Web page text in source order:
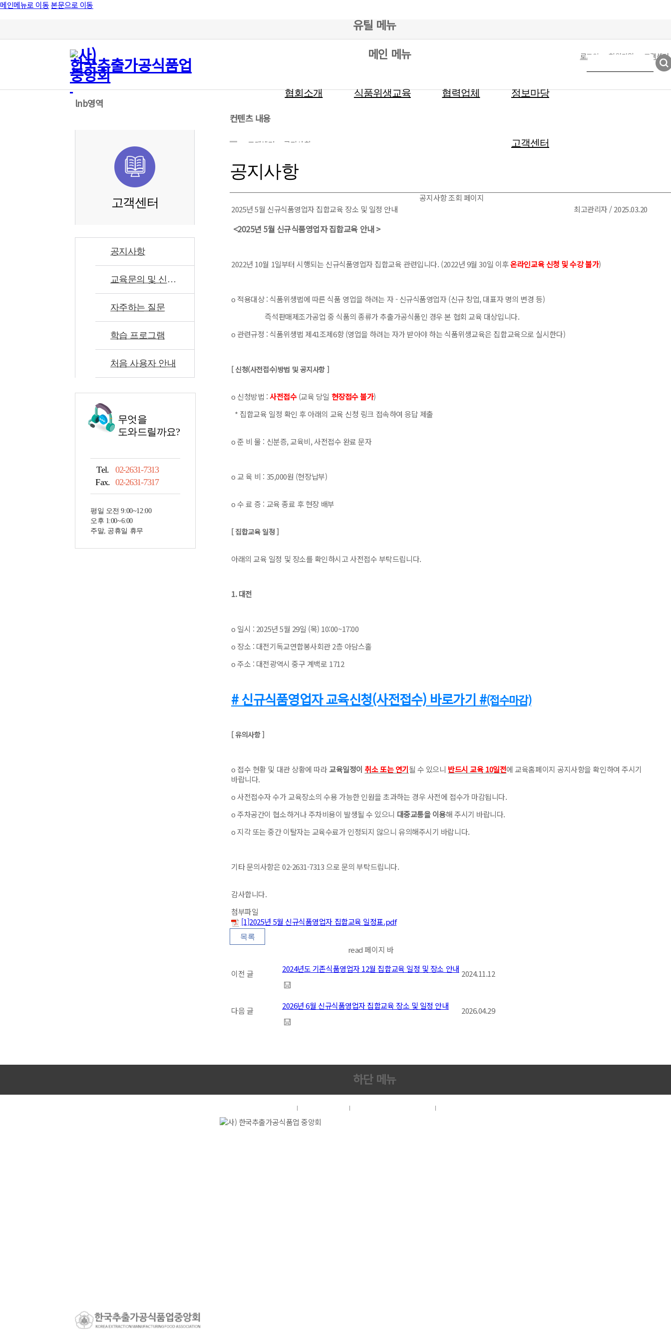
메인메뉴로 이동본문으로 이동
유틸 메뉴
로그인 회원가입 고객센터
lnb영역
고객센터
공지사항
교육문의 및 신고센터
자주하는 질문
학습 프로그램
처음 사용자 안내
무엇을
도와드릴까요?
Tel.
02-2631-7313
Fax. 02-2631-7317
평일 오전 9:00~12:00
오후 1:00~6:00
주말, 공휴일 휴무
컨텐츠 내용
고객센터 공지사항
공지사항
공지사항 조회 페이지
2025년 5월 신규식품영업자 집합교육 장소 및 일정 안내
최고관리자 / 2025.03.20
<2025년 5월 신규식품영업자 집합교육 안내 >
2022년 10월 1일부터 시행되는 신규식품영업자 집합교육 관련입니다. (2022년 9월 30일 이후온라인교육 신청 및 수강 불가)
o 적용대상 : 식품위생법에 따른 식품 영업을 하려는 자 - 신규식품영업자 (신규 창업, 대표자 명의 변경 등)
즉석판매제조가공업 중 식품의 종류가 추출가공식품인 경우 본 협회 교육 대상입니다.
o 관련규정 : 식품위생법 제41조제6항 (영업을 하려는 자가 받아야 하는 식품위생교육은 집합교육으로 실시한다)
[ 신청(사전접수)방법 및 공지사항 ]
o 신청방법 :사전접수(교육 당일 현장접수 불가)
* 집합교육 일정 확인 후 아래의 교육 신청 링크 접속하여 응답 제출
o 준 비 물 : 신분증, 교육비, 사전접수 완료 문자
o 교 육 비 : 35,000원 (현장납부)
o 수 료 증 : 교육 종료 후 현장 배부
[ 집합교육 일정 ]
아래의 교육 일정 및 장소를 확인하시고 사전접수 부탁드립니다.
1. 대전
o 일시 : 2025년 5월 29일 (목) 10:00~17:00
o 장소 : 대전기독교연합봉사회관 2층 아담스홀
o 주소 : 대전광역시 중구 계백로 1712
# 신규식품영업자교육신청(사전접수) 바로가기 #(접수마감)
[ 유의사항 ]
o 접수 현황 및 대관 상황에 따라교육일정이 취소 또는 연기될 수 있으니 반드시 교육 10일전에 교육홈페이지 공지사항을 확인하여 주시기
바랍니다.
o 사전접수자 수가 교육장소의 수용 가능한 인원을 초과하는 경우 사전에 접수가 마감됩니다.
o 주차공간이 협소하거나 주차비용이 발생될 수 있으니 대중교통을 이용해 주시기 바랍니다.
o 지각 또는 중간 이탈자는 교육수료가 인정되지 않으니 유의해주시기 바랍니다.
기타 문의사항은 02-2631-7313 으로 문의 부탁드립니다.
감사합니다.
첨부파일
[1]2025년 5월 신규식품영업자 집합교육 일정표.pdf
read 페이지 바
이전 글 2024년도 기존식품영업자 12월 집합교육 일정 및 장소 안내 2024.11.12
다음 글 2026년 6월 신규식품영업자 집합교육 장소 및 일정 안내 2026.04.29
메인 메뉴
협회소개 식품위생교육 협력업체 정보마당
고객센터
하단 메뉴